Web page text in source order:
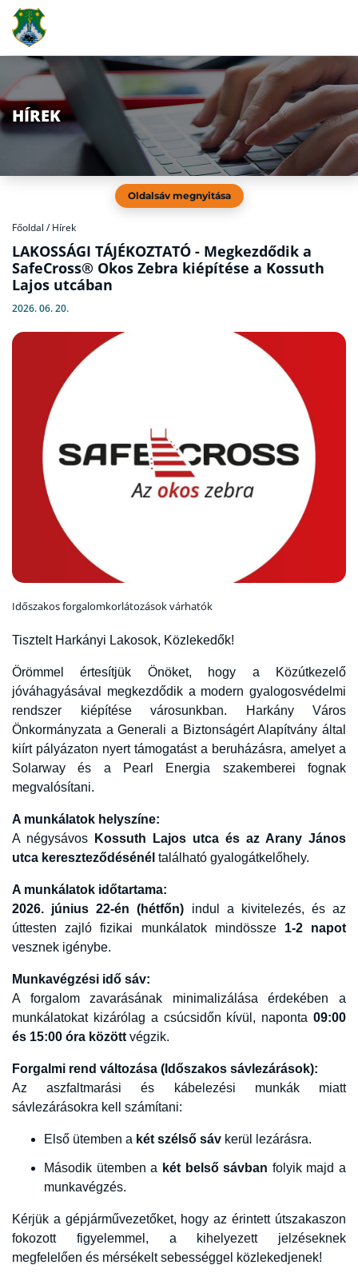
HÍREK
Oldalsáv megnyitása
Főoldal / Hírek
LAKOSSÁGI TÁJÉKOZTATÓ - Megkezdődik a
SafeCross® Okos Zebra kiépítése a Kossuth
Lajos utcában
2026. 06. 20.
Időszakos forgalomkorlátozások várhatók
Tisztelt Harkányi Lakosok, Közlekedők!
Örömmel értesítjük Önöket, hogy a Közútkezelő
jóváhagyásával megkezdődik a modern gyalogosvédelmi
rendszer kiépítése városunkban. Harkány Város
Önkormányzata a Generali a Biztonságért Alapítvány által
kiírt pályázaton nyert támogatást a beruházásra, amelyet a
Solarway és a Pearl Energia szakemberei fognak
megvalósítani.
A munkálatok helyszíne:
A négysávos
Kossuth Lajos utca és az Arany János
utca kereszteződésénél található gyalogátkelőhely.
A munkálatok időtartama:
2026. június 22-én (hétfőn) indul a kivitelezés, és az
úttesten zajló fizikai munkálatok mindössze 1-2 napot
vesznek igénybe.
Munkavégzési idő sáv:
A forgalom zavarásának minimalizálása érdekében a
munkálatokat kizárólag a csúcsidőn kívül, naponta 09:00
és 15:00 óra között végzik.
Forgalmi rend változása (Időszakos sávlezárások):
Az aszfaltmarási és kábelezési munkák miatt
sávlezárásokra kell számítani:
Első ütemben a két szélső sáv kerül lezárásra.
Második ütemben a két belső sávban folyik majd a
munkavégzés.
Kérjük a gépjárművezetőket, hogy az érintett útszakaszon
fokozott figyelemmel, a kihelyezett jelzéseknek
megfelelően és mérsékelt sebességgel közlekedjenek!